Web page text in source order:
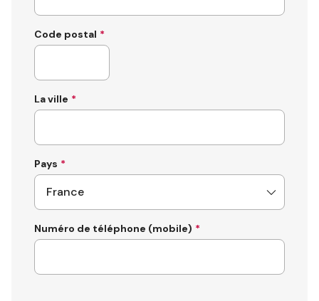
Code postal
La ville
Pays
Numéro de téléphone (mobile)